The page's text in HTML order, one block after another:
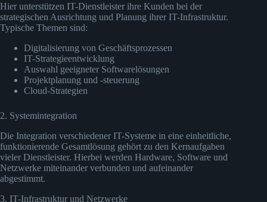
Hier unterstützen IT-Dienstleister ihre Kunden bei der
strategischen Ausrichtung und Planung ihrer IT-Infrastruktur.
Typische Themen sind:
Digitalisierung von Geschäftsprozessen
IT-Strategieentwicklung
Auswahl geeigneter Softwarelösungen
Projektplanung und -steuerung
Cloud-Strategien
2. Systemintegration
Die Integration verschiedener IT-Systeme in eine einheitliche,
funktionierende Gesamtlösung gehört zu den Kernaufgaben
vieler Dienstleister. Hierbei werden Hardware, Software und
Netzwerke miteinander verbunden und aufeinander
abgestimmt.
3. IT-Infrastruktur und Netzwerke